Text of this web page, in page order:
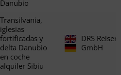
Danubio
Transilvania,
iglesias
fortificadas y
delta Danubio
en coche
alquiler Sibiu
DRS Reisen
GmbH